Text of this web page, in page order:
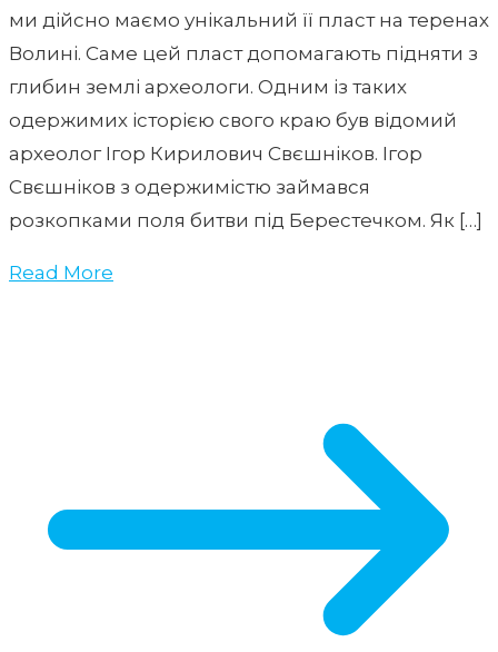
ми дійсно маємо унікальний її пласт на теренах
Волині. Саме цей пласт допомагають підняти з
глибин землі археологи. Одним із таких
одержимих історією свого краю був відомий
археолог Ігор Кирилович Свєшніков. Ігор
Свєшніков з одержимістю займався
розкопками поля битви під Берестечком. Як […]
Read More